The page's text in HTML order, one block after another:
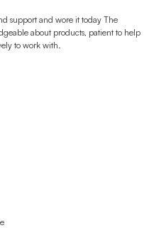
support and wore it today The
about products, patient to help
to work with.